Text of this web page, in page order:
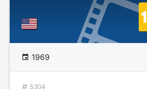
1969
5304